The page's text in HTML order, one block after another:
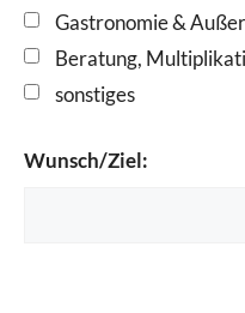
Gastronomie &
Beratung,
sonstiges
Wunsch/Ziel: